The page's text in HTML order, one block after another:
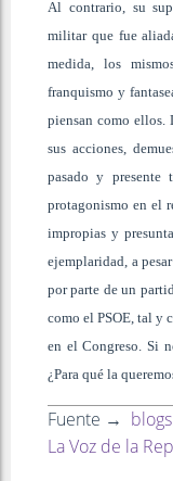
Al contrario, su
militar que fue
medida, los
franquismo y
piensan como ellos.
sus acciones,
pasado y presente
protagonismo en el
impropias y
ejemplaridad, a
por parte de un
como el PSOE, tal y
en el Congreso. Si
¿Para qué la
Fuente →
La Voz de la